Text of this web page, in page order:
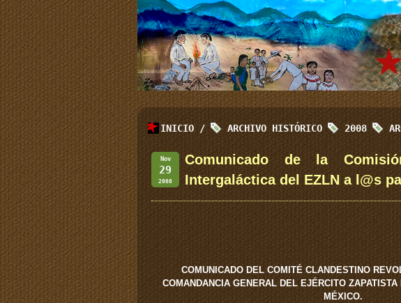
INICIO / ARCHIVO HISTÓRICO 2008
Nov
29
2008
Comunicado de la
Intergaláctica del EZLN a l@s
COMUNICADO DEL COMITÉ CLANDESTINO
COMANDANCIA GENERAL DEL EJÉRCITO
MÉXICO.